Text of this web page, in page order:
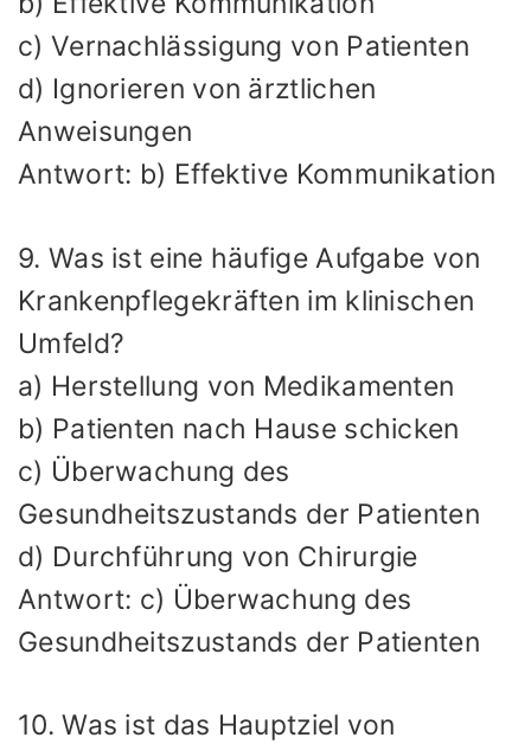
c) Vernachlässigung von Patienten
d) Ignorieren von ärztlichen
Anweisungen
Antwort: b) Effektive Kommunikation
9. Was ist eine häufige Aufgabe von
Krankenpflegekräften im klinischen
Umfeld?
a) Herstellung von Medikamenten
b) Patienten nach Hause schicken
c) Überwachung des
Gesundheitszustands der Patienten
d) Durchführung von Chirurgie
Antwort: c) Überwachung des
Gesundheitszustands der Patienten
10. Was ist das Hauptziel von